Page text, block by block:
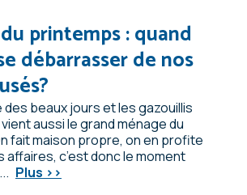
printemps : quand
débarrasser de nos
des beaux jours et les gazouillis
aussi le grand ménage du
fait maison propre, on en profite
affaires, c’est donc le moment
Plus >>